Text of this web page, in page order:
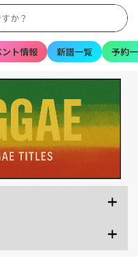
ト情報 新譜一覧 予約